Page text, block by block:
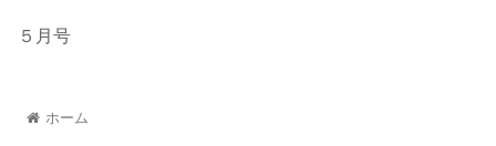
５月号
ホーム